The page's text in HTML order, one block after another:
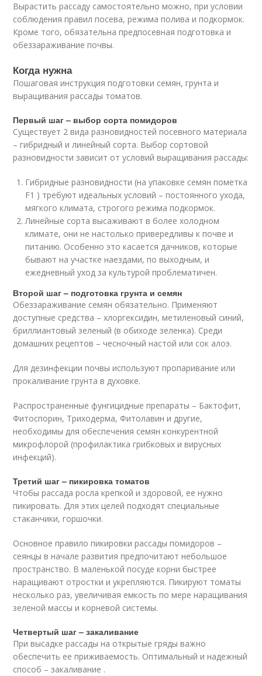
Вырастить рассаду самостоятельно можно, при условии
соблюдения правил посева, режима полива и подкормок.
Кроме того, обязательна предпосевная подготовка и
обеззараживание почвы.
Когда нужна
Пошаговая инструкция подготовки семян, грунта и
выращивания рассады томатов.
Первый шаг – выбор сорта помидоров
Существует 2 вида разновидностей посевного материала
– гибридный и линейный сорта. Выбор сортовой
разновидности зависит от условий выращивания рассады:
Гибридные разновидности (на упаковке семян пометка
F1 ) требуют идеальных условий – постоянного ухода,
мягкого климата, строгого режима подкормок.
Линейные сорта высаживают в более холодном
климате, они не настолько привередливы к почве и
питанию. Особенно это касается дачников, которые
бывают на участке наездами, по выходным, и
ежедневный уход за культурой проблематичен.
Второй шаг – подготовка грунта и семян
Обеззараживание семян обязательно. Применяют
доступные средства – хлоргексидин, метиленовый синий,
бриллиантовый зеленый (в обиходе зеленка). Среди
домашних рецептов – чесночный настой или сок алоэ.
Для дезинфекции почвы используют пропаривание или
прокаливание грунта в духовке.
Распространенные фунгицидные препараты – Бактофит,
Фитоспорин, Триходерма, Фитолавин и другие,
необходимы для обеспечения семян конкурентной
микрофлорой (профилактика грибковых и вирусных
инфекций).
Третий шаг – пикировка томатов
Чтобы рассада росла крепкой и здоровой, ее нужно
пикировать. Для этих целей подходят специальные
стаканчики, горшочки.
Основное правило пикировки рассады помидоров –
сеянцы в начале развития предпочитают небольшое
пространство. В маленькой посуде корни быстрее
наращивают отростки и укрепляются. Пикируют томаты
несколько раз, увеличивая емкость по мере наращивания
зеленой массы и корневой системы.
Четвертый шаг – закаливание
При высадке рассады на открытые гряды важно
обеспечить ее приживаемость. Оптимальный и надежный
способ – закаливание .